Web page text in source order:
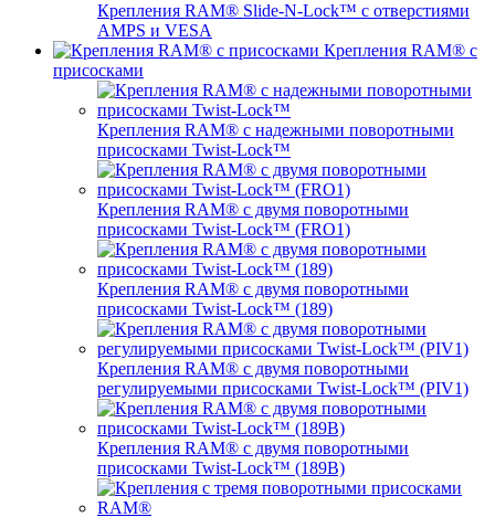
Крепления RAM® Slide-N-Lock™ с отверстиями
AMPS и VESA
Крепления RAM® с
присосками
Крепления RAM® с надежными поворотными
присосками Twist-Lock™
Крепления RAM® с двумя поворотными
присосками Twist-Lock™ (FRO1)
Крепления RAM® с двумя поворотными
присосками Twist-Lock™ (189)
Крепления RAM® с двумя поворотными
регулируемыми присосками Twist-Lock™ (PIV1)
Крепления RAM® с двумя поворотными
присосками Twist-Lock™ (189B)